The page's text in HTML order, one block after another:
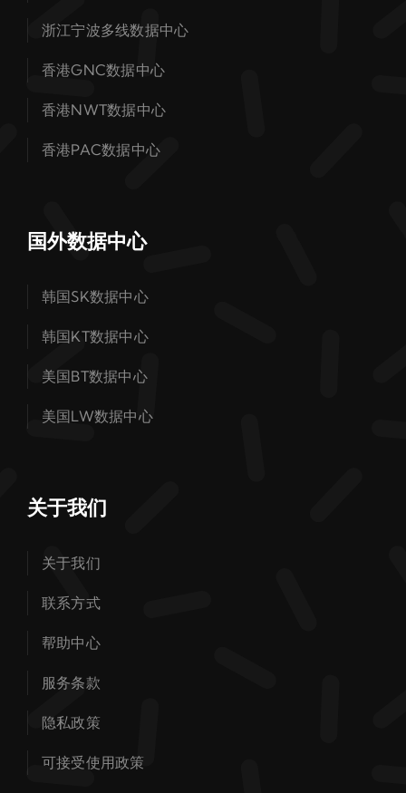
浙江宁波多线数据中心
香港GNC数据中心
香港NWT数据中心
香港PAC数据中心
国外数据中心
韩国SK数据中心
韩国KT数据中心
美国BT数据中心
美国LW数据中心
关于我们
关于我们
联系方式
帮助中心
服务条款
隐私政策
可接受使用政策